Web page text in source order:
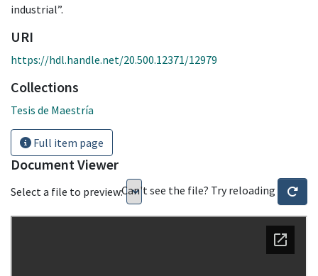
industrial”.
URI
https://hdl.handle.net/20.500.12371/12979
Collections
Tesis de Maestría
Full item page
Document Viewer
Select a file to preview:Can't see the file? Try reloading